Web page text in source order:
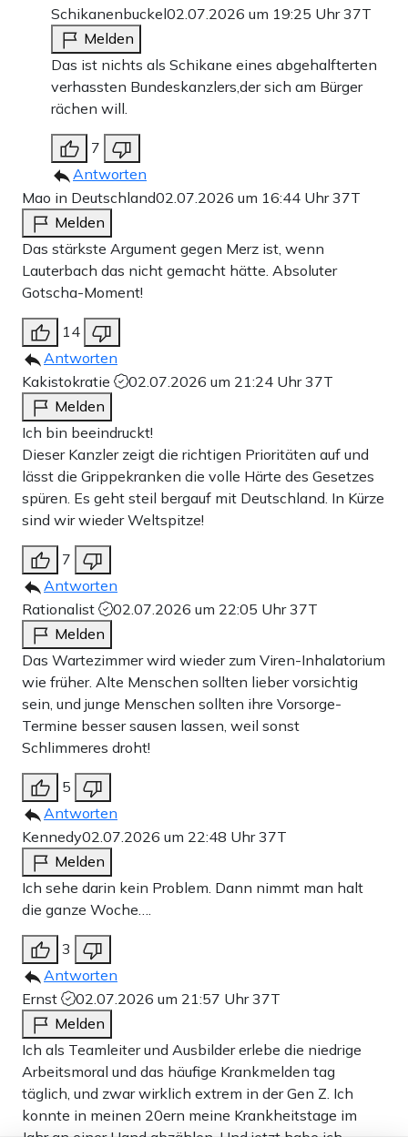
Schikanenbuckel02.07.2026 um 19:25 Uhr37T
Melden
Das ist nichts als Schikane eines abgehalfterten
verhassten Bundeskanzlers,der sich am Bürger
rächen will.
7
Antworten
Mao in Deutschland02.07.2026 um 16:44 Uhr37T
Melden
Das stärkste Argument gegen Merz ist, wenn
Lauterbach das nicht gemacht hätte. Absoluter
Gotscha-Moment!
14
Antworten
Kakistokratie
02.07.2026 um 21:24 Uhr37T
Melden
Ich bin beeindruckt!
Dieser Kanzler zeigt die richtigen Prioritäten auf und
lässt die Grippekranken die volle Härte des Gesetzes
spüren. Es geht steil bergauf mit Deutschland. In Kürze
sind wir wieder Weltspitze!
7
Antworten
Rationalist
02.07.2026 um 22:05 Uhr37T
Melden
Das Wartezimmer wird wieder zum Viren-Inhalatorium
wie früher. Alte Menschen sollten lieber vorsichtig
sein, und junge Menschen sollten ihre Vorsorge-
Termine besser sausen lassen, weil sonst
Schlimmeres droht!
5
Antworten
Kennedy02.07.2026 um 22:48 Uhr37T
Melden
Ich sehe darin kein Problem. Dann nimmt man halt
die ganze Woche….
3
Antworten
Ernst
02.07.2026 um 21:57 Uhr37T
Melden
Ich als Teamleiter und Ausbilder erlebe die niedrige
Arbeitsmoral und das häufige Krankmelden tag
täglich, und zwar wirklich extrem in der Gen Z. Ich
konnte in meinen 20ern meine Krankheitstage im